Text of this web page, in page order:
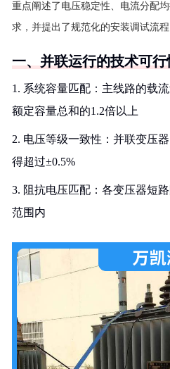
重点阐述了电压稳定性、电流分配
求，并提出了规范化的安装调试流程
一、并联运行的技术可
1. 系统容量匹配：主线路的载
额定容量总和的1.2倍以上
2. 电压等级一致性：并联变压
得超过±0.5%
3. 阻抗电压匹配：各变压器短
范围内